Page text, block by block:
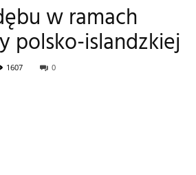
ekologiczna
w ramach
polsko-islandzkiej
1607 0